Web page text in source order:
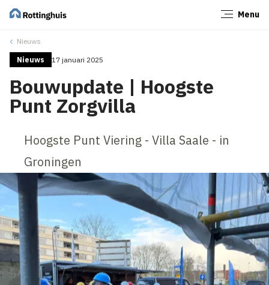
Menu
Nieuws
Nieuws 17 januari 2025
Bouwupdate | Hoogste
Punt Zorgvilla
Hoogste Punt Viering - Villa Saale - in
Groningen
Sluiten